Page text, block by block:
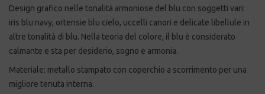
Design grafico nelle tonalità armoniose del blu con soggetti vari:
iris blu navy, ortensie blu cielo, uccelli canori e delicate libellule in
altre tonalità di blu. Nella teoria del colore, il blu è considerato
calmante e sta per desiderio, sogno e armonia.
Materiale: metallo stampato con coperchio a scorrimento per una
migliore tenuta interna.